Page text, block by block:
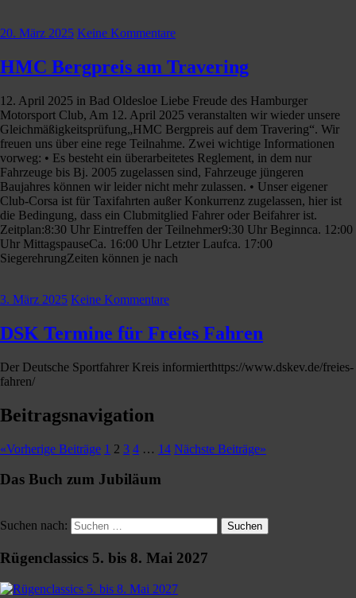
20. März 2025 Keine Kommentare
HMC Bergpreis am Travering
12. April 2025 in Bad Oldesloe Liebe Freude des Hamburger
Motorsport Club, Am 12. April 2025 veranstalten wir wieder unsere
Gleichmäßigkeitsprüfung„HMC Bergpreis auf dem Travering“. Wir
freuen uns über eine rege Teilnahme. Zwei wichtige Informationen
vorweg: • Es besteht ein überarbeitetes Reglement, in dem nur
Fahrzeuge bis Bj. 2005 zugelassen sind, Fahrzeuge jüngeren
Baujahres können wir leider nicht mehr zulassen. • Unser eigener
Club-Corsa ist für Taxifahrten außer Konkurrenz zugelassen, hier ist
die Bedingung, dass ein Clubmitglied Fahrer oder Beifahrer ist.
Zeitplan:8:30 Uhr Eintreffen der Teilnehmer9:30 Uhr Beginnca. 12:00
Uhr MittagspauseCa. 16:00 Uhr Letzter Laufca. 17:00
SiegerehrungZeiten können je nach
3. März 2025 Keine Kommentare
DSK Termine für Freies Fahren
Der Deutsche Sportfahrer Kreis informierthttps://www.dskev.de/freies-
fahren/
Beitragsnavigation
«Vorherige Beiträge 1 2 3 4 … 14 Nächste Beiträge»
Das Buch zum Jubiläum
Suchen nach: Suchen
Rügenclassics 5. bis 8. Mai 2027